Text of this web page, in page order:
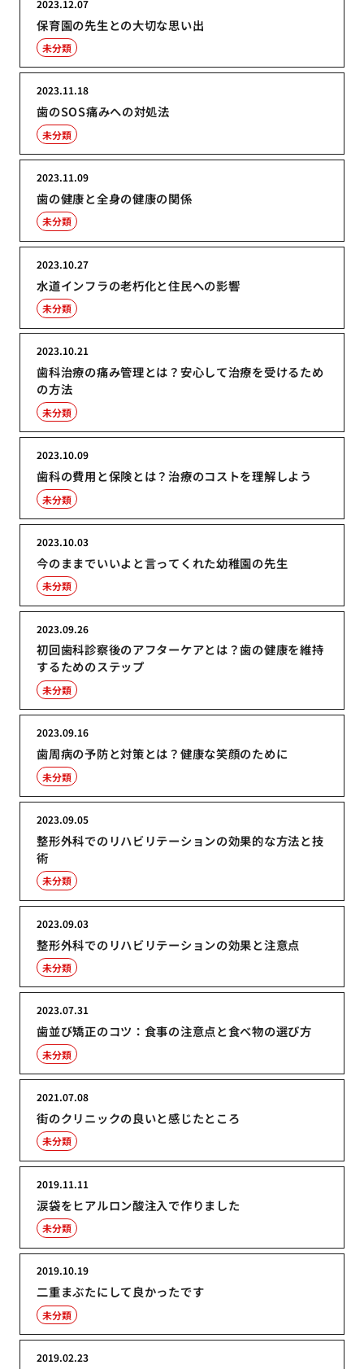
保育園の先生との大切な思い出
2023.12.07
未分類
歯のSOS痛みへの対処法
2023.11.18
未分類
歯の健康と全身の健康の関係
2023.11.09
未分類
水道インフラの老朽化と住民への影響
2023.10.27
未分類
歯科治療の痛み管理とは？安心して治療を受けるため
の方法
2023.10.21
未分類
歯科の費用と保険とは？治療のコストを理解しよう
2023.10.09
未分類
今のままでいいよと言ってくれた幼稚園の先生
2023.10.03
未分類
初回歯科診察後のアフターケアとは？歯の健康を維持
するためのステップ
2023.09.26
未分類
歯周病の予防と対策とは？健康な笑顔のために
2023.09.16
未分類
整形外科でのリハビリテーションの効果的な方法と技
術
2023.09.05
未分類
整形外科でのリハビリテーションの効果と注意点
2023.09.03
未分類
歯並び矯正のコツ：食事の注意点と食べ物の選び方
2023.07.31
未分類
街のクリニックの良いと感じたところ
2021.07.08
未分類
涙袋をヒアルロン酸注入で作りました
2019.11.11
未分類
二重まぶたにして良かったです
2019.10.19
未分類
2019.02.23